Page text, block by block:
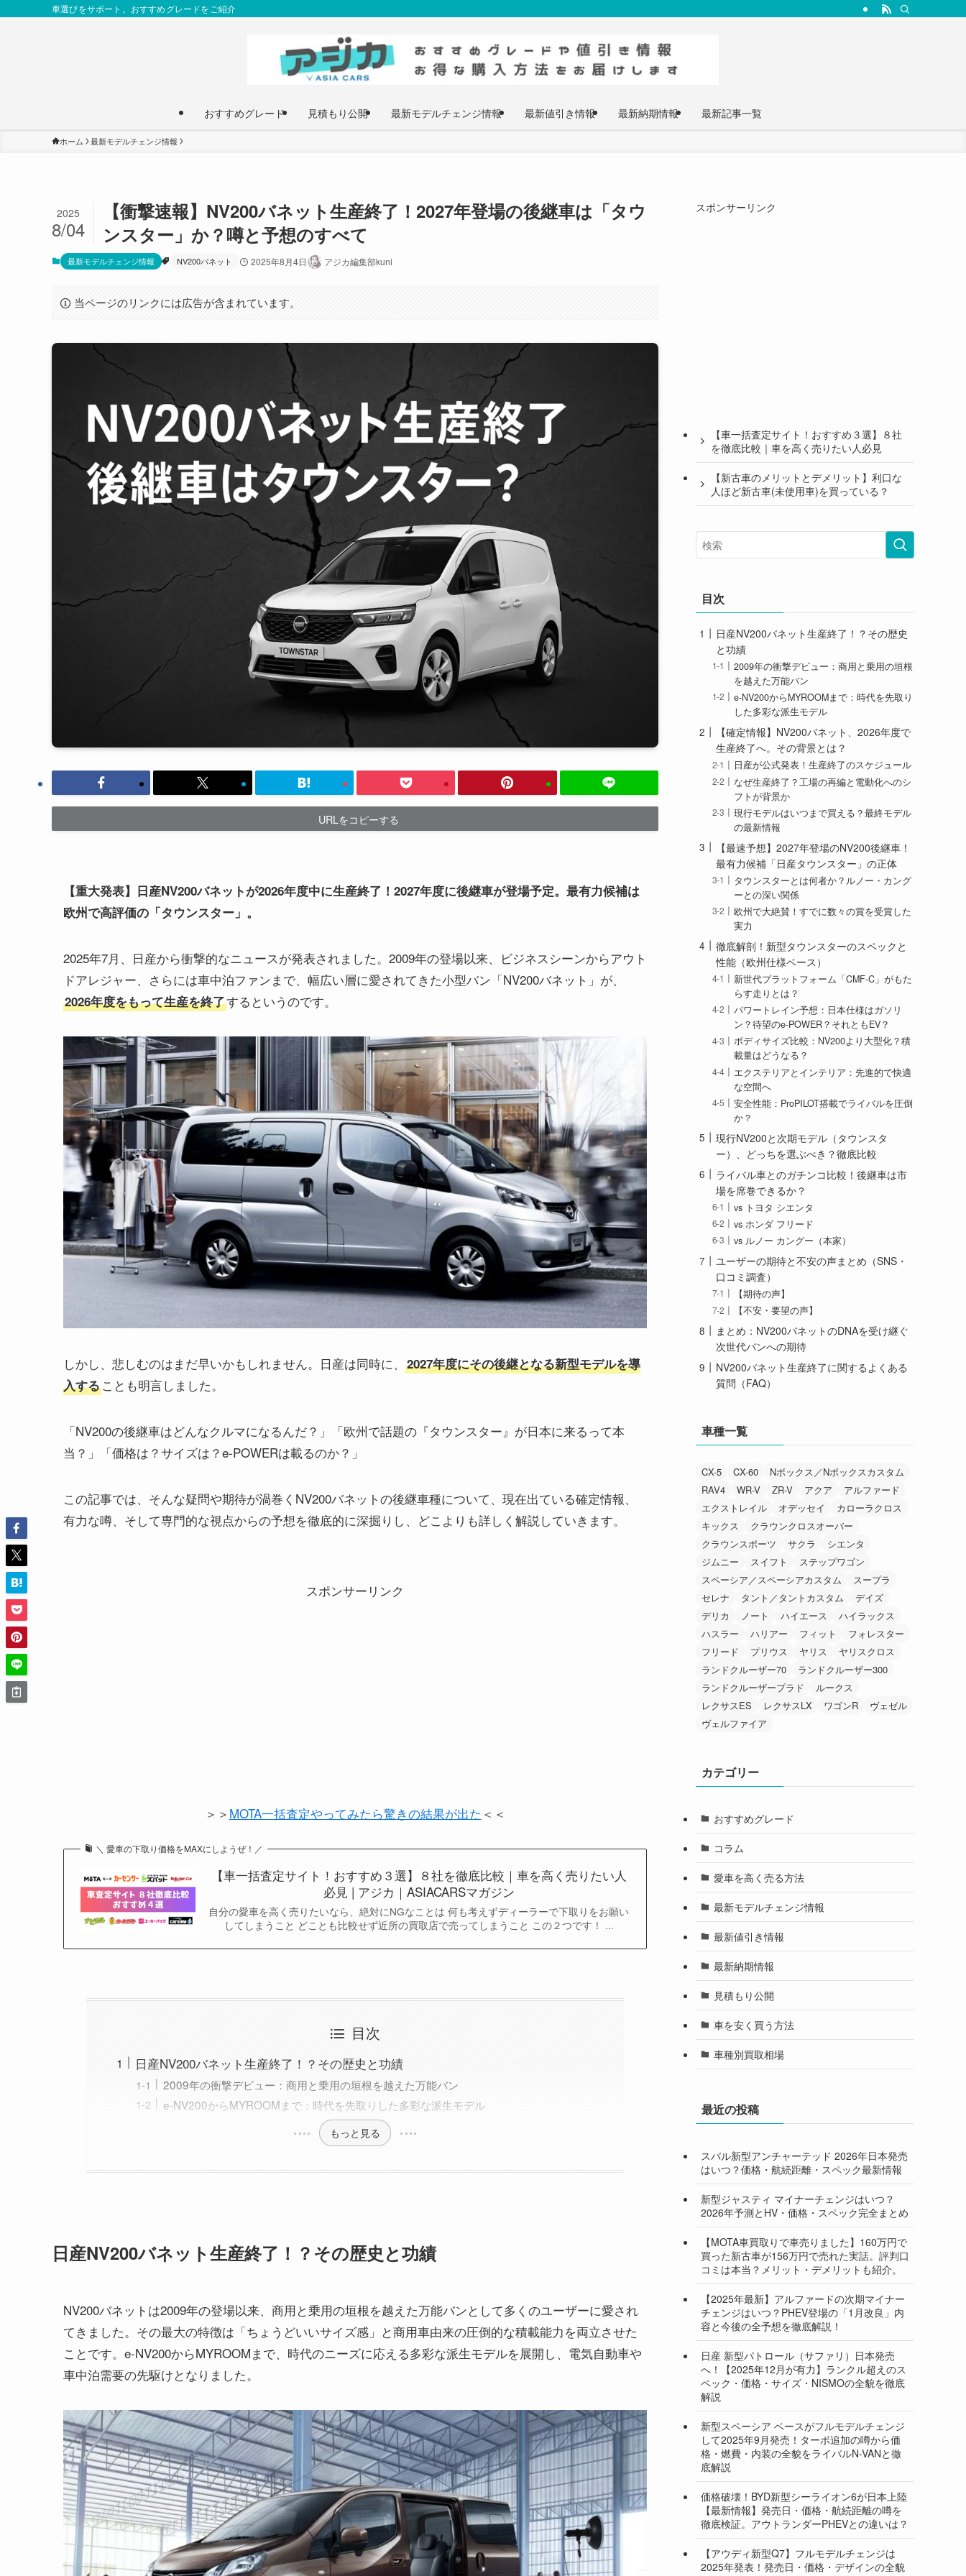
車選びをサポート。おすすめグレードをご紹介
おすすめグレード 見積もり公開 最新モデルチェンジ情報 最新値引き情報 最新納期情報 最新記事一覧
ホーム 最新モデルチェンジ情報
【衝撃速報】NV200バネット生産終了！2027年登場の後継車は「タウ
ンスター」か？噂と予想のすべて
2025
8/04
最新モデルチェンジ情報 NV200バネット 2025年8月4日 アジカ編集部kuni
当ページのリンクには広告が含まれています。
URLをコピーする
【重大発表】日産NV200バネットが2026年度中に生産終了！2027年度に後継車が登場予定。最有力候補は
欧州で高評価の「タウンスター」。
2025年7月、日産から衝撃的なニュースが発表されました。2009年の登場以来、ビジネスシーンからアウト
ドアレジャー、さらには車中泊ファンまで、幅広い層に愛されてきた小型バン「NV200バネット」が、
2026年度をもって生産を終了するというのです。
しかし、悲しむのはまだ早いかもしれません。日産は同時に、
2027年度にその後継となる新型モデルを導
入することも明言しました。
「NV200の後継車はどんなクルマになるんだ？」「欧州で話題の『タウンスター』が日本に来るって本
当？」「価格は？サイズは？e-POWERは載るのか？」
この記事では、そんな疑問や期待が渦巻くNV200バネットの後継車種について、現在出ている確定情報、
有力な噂、そして専門的な視点からの予想を徹底的に深掘りし、どこよりも詳しく解説していきます。
スポンサーリンク
＞＞ MOTA一括査定やってみたら驚きの結果が出た ＜＜
＼ 愛車の下取り価格をMAXにしようぜ！／
【車一括査定サイト！おすすめ３選】８社を徹底比較｜車を高く売りたい人
必見 | アジカ｜ASIACARSマガジン
自分の愛車を高く売りたいなら、絶対にNGなことは 何も考えずディーラーで下取りをお願い
してしまうこと どことも比較せず近所の買取店で売ってしまうこと この２つです！ ...
目次
日産NV200バネット生産終了！？その歴史と功績
2009年の衝撃デビュー：商用と乗用の垣根を越えた万能バン
e-NV200からMYROOMまで：時代を先取りした多彩な派生モデル
もっと見る
日産NV200バネット生産終了！？その歴史と功績
NV200バネットは2009年の登場以来、商用と乗用の垣根を越えた万能バンとして多くのユーザーに愛され
てきました。その最大の特徴は「ちょうどいいサイズ感」と商用車由来の圧倒的な積載能力を両立させた
ことです。e-NV200からMYROOMまで、時代のニーズに応える多彩な派生モデルを展開し、電気自動車や
車中泊需要の先駆けとなりました。
スポンサーリンク
【車一括査定サイト！おすすめ３選】８社
を徹底比較｜車を高く売りたい人必見
【新古車のメリットとデメリット】利口な
人ほど新古車(未使用車)を買っている？
目次
日産NV200バネット生産終了！？その歴史
と功績
2009年の衝撃デビュー：商用と乗用の垣根
を越えた万能バン
e-NV200からMYROOMまで：時代を先取り
した多彩な派生モデル
【確定情報】NV200バネット、2026年度で
生産終了へ。その背景とは？
日産が公式発表！生産終了のスケジュール
なぜ生産終了？工場の再編と電動化へのシ
フトが背景か
現行モデルはいつまで買える？最終モデル
の最新情報
【最速予想】2027年登場のNV200後継車！
最有力候補「日産タウンスター」の正体
タウンスターとは何者か？ルノー・カング
ーとの深い関係
欧州で大絶賛！すでに数々の賞を受賞した
実力
徹底解剖！新型タウンスターのスペックと
性能（欧州仕様ベース）
新世代プラットフォーム「CMF-C」がもた
らす走りとは？
パワートレイン予想：日本仕様はガソリ
ン？待望のe-POWER？それともEV？
ボディサイズ比較：NV200より大型化？積
載量はどうなる？
エクステリアとインテリア：先進的で快適
な空間へ
安全性能：ProPILOT搭載でライバルを圧倒
か？
現行NV200と次期モデル（タウンスタ
ー）、どっちを選ぶべき？徹底比較
ライバル車とのガチンコ比較！後継車は市
場を席巻できるか？
vs トヨタ シエンタ
vs ホンダ フリード
vs ルノー カングー（本家）
ユーザーの期待と不安の声まとめ（SNS・
口コミ調査）
【期待の声】
【不安・要望の声】
まとめ：NV200バネットのDNAを受け継ぐ
次世代バンへの期待
NV200バネット生産終了に関するよくある
質問（FAQ）
車種一覧
CX-5 CX-60
Nボックス／Nボックスカスタム
RAV4
WR-V ZR-V アクア
アルファード
エクストレイル
オデッセイ
カローラクロス
キックス
クラウンクロスオーバー
クラウンスポーツ
サクラ
シエンタ
ジムニー
スイフト
ステップワゴン
スペーシア／スペーシアカスタム
スープラ
セレナ
タント／タントカスタム
デイズ
デリカ
ノート ハイエース
ハイラックス
ハスラー
ハリアー フィット
フォレスター
フリード
プリウス ヤリス
ヤリスクロス
ランドクルーザー70
ランドクルーザー300
ランドクルーザープラド
ルークス
レクサスES
レクサスLX ワゴンR
ヴェゼル
ヴェルファイア
カテゴリー
おすすめグレード
コラム
愛車を高く売る方法
最新モデルチェンジ情報
最新値引き情報
最新納期情報
見積もり公開
車を安く買う方法
車種別買取相場
最近の投稿
スバル新型アンチャーテッド 2026年日本発売
はいつ？価格・航続距離・スペック最新情報
新型ジャスティ マイナーチェンジはいつ？
2026年予測とHV・価格・スペック完全まとめ
【MOTA車買取りで車売りました】160万円で
買った新古車が156万円で売れた実話。評判口
コミは本当？メリット・デメリットも紹介。
【2025年最新】アルファードの次期マイナー
チェンジはいつ？PHEV登場の「1月改良」内
容と今後の全予想を徹底解説！
日産 新型パトロール（サファリ）日本発売
へ！【2025年12月が有力】ランクル超えのス
ペック・価格・サイズ・NISMOの全貌を徹底
解説
新型スペーシア ベースがフルモデルチェンジ
して2025年9月発売！ターボ追加の噂から価
格・燃費・内装の全貌をライバルN-VANと徹
底解説
価格破壊！BYD新型シーライオン6が日本上陸
【最新情報】発売日・価格・航続距離の噂を
徹底検証。アウトランダーPHEVとの違いは？
【アウディ新型Q7】フルモデルチェンジは
2025年発表！発売日・価格・デザインの全貌